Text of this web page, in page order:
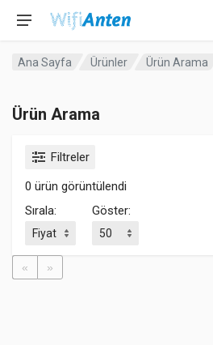
Ana Sayfa Ürünler Ürün Arama
Ürün Arama
Filtreler
0 ürün görüntülendi
Sırala:
Göster:
« »